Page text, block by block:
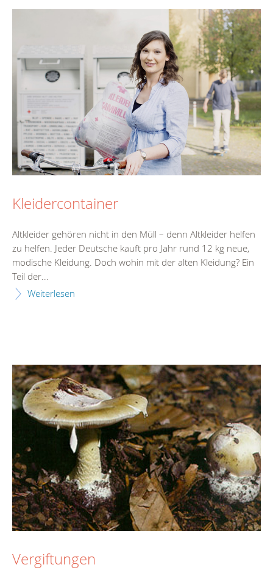
Kleidercontainer
Altkleider gehören nicht in den Müll – denn Altkleider helfen
zu helfen. Jeder Deutsche kauft pro Jahr rund 12 kg neue,
modische Kleidung. Doch wohin mit der alten Kleidung? Ein
Teil der...
Weiterlesen
Vergiftungen